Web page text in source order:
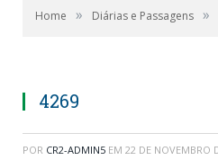
Home » Diárias e Passagens »
4269
POR CR2-ADMIN5 EM 22 DE NOVEMBRO